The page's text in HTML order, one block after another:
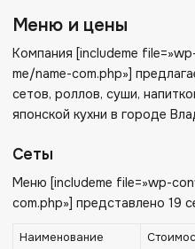
Меню и цены
Компания [includeme
me/name-com.php»]
сетов, роллов, суши,
японской кухни в городе
Сеты
Меню [includeme file=»wp-
com.php»] представлено 19
Наименование